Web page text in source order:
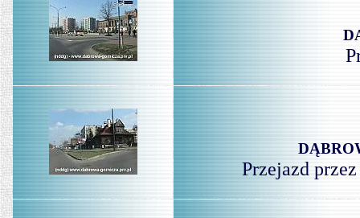
Przejazd